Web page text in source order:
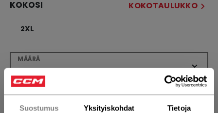
Suostumus Yksityiskohdat Tietoja
KOKOSI KOKOTAULUKKO
2XL
MÄÄRÄ
LISÄÄ OSTOSKORIIN